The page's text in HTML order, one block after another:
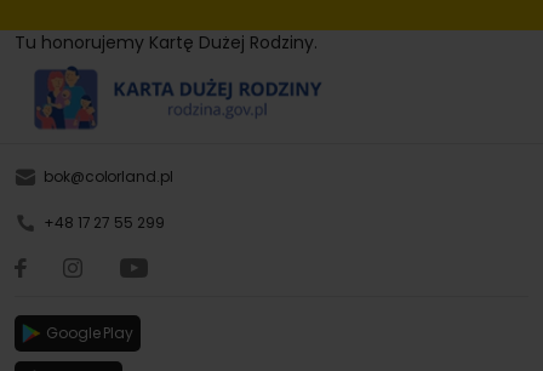
Tu honorujemy Kartę Dużej Rodziny.
bok@colorland.pl
+48 17 27 55 299
Google Play